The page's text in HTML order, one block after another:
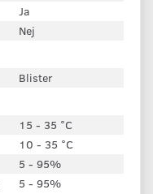
Ja
Nej
Blister
15 - 35 °C
10 - 35 °C
5 - 95%
5 - 95%